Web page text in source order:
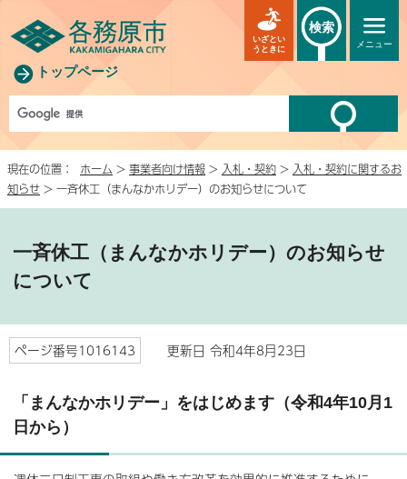
トップページ
メニュー
いざとい
うときに
検索
現在の位置： ホーム > 事業者向け情報 > 入札・契約 > 入札・契約に関するお
知らせ > 一斉休工（まんなかホリデー）のお知らせについて
一斉休工（まんなかホリデー）のお知らせ
について
ページ番号1016143 更新日 令和4年8月23日
「まんなかホリデー」をはじめます（令和4年10月1
日から）